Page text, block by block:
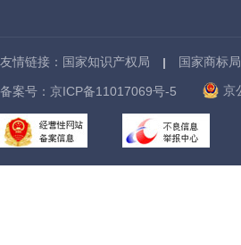
友情链接： 国家知识产权局 国家商标局
备案号： 京ICP备11017069号-5 京